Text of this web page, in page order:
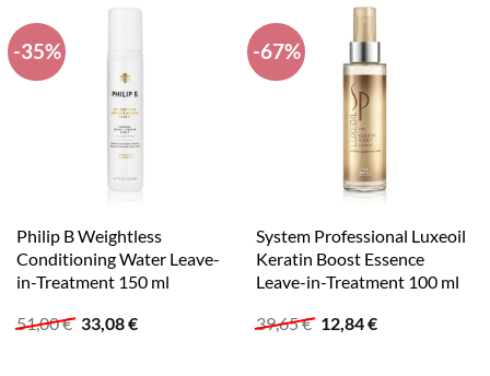
-35%
Philip B Weightless
Conditioning Water Leave-
in-Treatment 150 ml
51,00€ Ursprünglicher
Preis
33,08€Aktueller
-67%
System Professional Luxeoil
Keratin Boost Essence
Leave-in-Treatment 100 ml
39,65€ Ursprünglicher
Preis
12,84€Aktueller